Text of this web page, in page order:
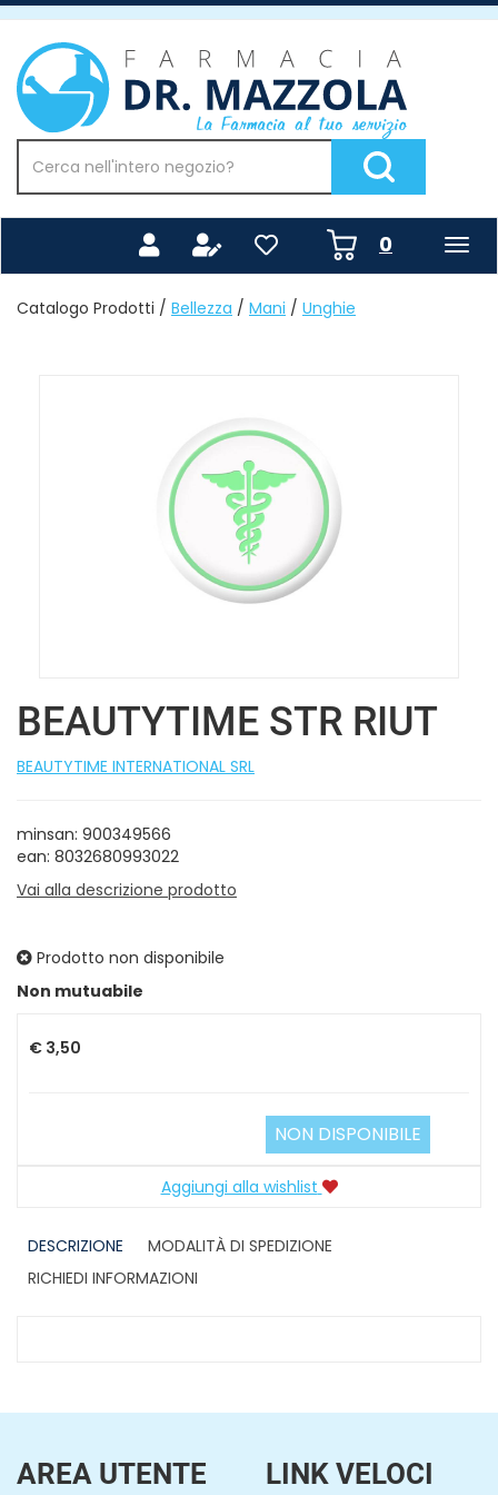
Passa
contenuto
principale
Farmacia
Mazzola
Prodotto
Cerca Prodotto
0prodotti
inseriti
Catalogo Prodotti / Bellezza / Mani / Unghie
BEAUTYTIME STR RIUT
BEAUTYTIME INTERNATIONAL SRL
minsan: 900349566
ean: 8032680993022
Vai alla descrizione prodotto
Prodotto non disponibile
Non mutuabile
Prezzo
€ 3,50
NON DISPONIBILE
Aggiungi alla wishlist
DESCRIZIONE
MODALITÀ DI SPEDIZIONE
RICHIEDI INFORMAZIONI
AREA UTENTE LINK VELOCI